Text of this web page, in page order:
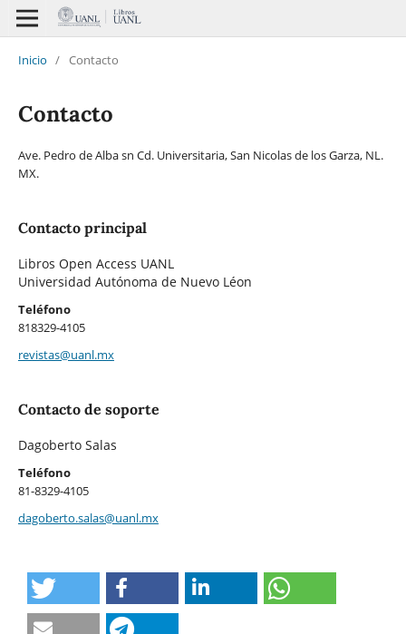
Inicio / Contacto
Contacto
Ave. Pedro de Alba sn Cd. Universitaria, San Nicolas de los Garza, NL.
MX.
Contacto principal
Libros Open Access UANL
Universidad Autónoma de Nuevo Léon
Teléfono
818329-4105
revistas@uanl.mx
Contacto de soporte
Dagoberto Salas
Teléfono
81-8329-4105
dagoberto.salas@uanl.mx